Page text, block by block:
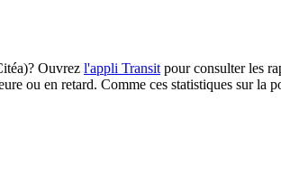
Ouvrez l'appli Transit pour consulter les
ou en retard. Comme ces statistiques sur la